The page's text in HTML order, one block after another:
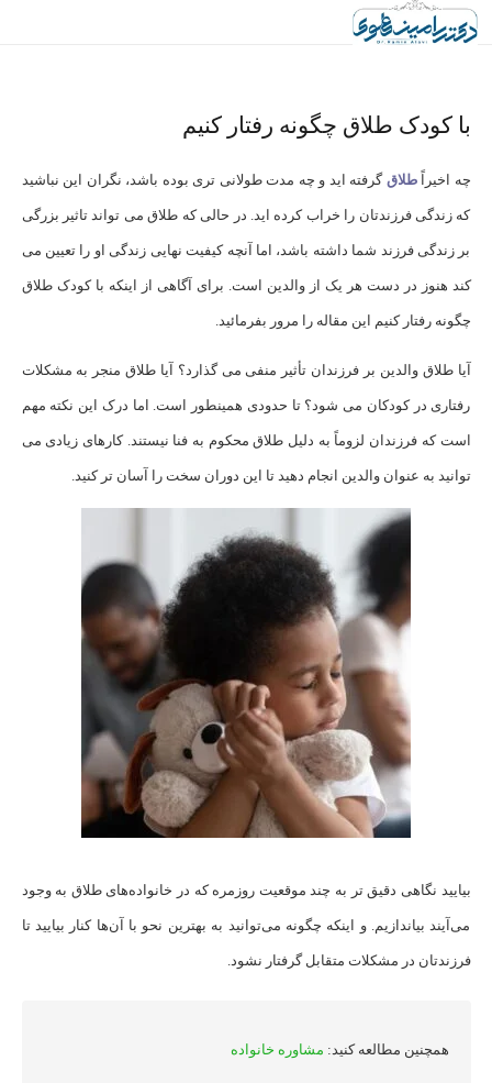
با کودک طلاق چگونه رفتار کنیم
چه اخیراًطلاق گرفته اید و چه مدت طولانی تری بوده باشد، نگران این نباشید
که زندگی فرزندتان را خراب کرده اید. در حالی که طلاق می تواند تاثیر بزرگی
بر زندگی فرزند شما داشته باشد، اما آنچه کیفیت نهایی زندگی او را تعیین می
کند هنوز در دست هر یک از والدین است. برای آگاهی از اینکه با کودک طلاق
چگونه رفتار کنیم این مقاله را مرور بفرمائید.
آیا طلاق والدین بر فرزندان تأثیر منفی می گذارد؟ آیا طلاق منجر به مشکلات
رفتاری در کودکان می شود؟ تا حدودی همینطور است. اما درک این نکته مهم
است که فرزندان لزوماً به دلیل طلاق محکوم به فنا نیستند. کارهای زیادی می
توانید به عنوان والدین انجام دهید تا این دوران سخت را آسان تر کنید.
بیایید نگاهی دقیق ‌تر به چند موقعیت روزمره که در خانواده‌های طلاق به وجود
می‌آیند بیاندازیم. و اینکه چگونه می‌توانید به بهترین نحو با آن‌ها کنار بیایید تا
فرزندتان در مشکلات متقابل گرفتار نشود.
همچنین مطالعه کنید: مشاوره خانواده